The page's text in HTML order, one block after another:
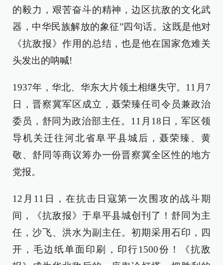
的毅力，艰苦奋斗的精神，边区抗敌的文化武
器，中华民族解放的象征”四句话。这既是他对
《抗敌报》作用的总结，也是他在国家危难关
头发出的呐喊!
1937年，华北、华东大片领土相继失守。11月7
日，晋察冀军区成立，聂荣臻任司令员兼政治
委员，舒同为政治部主任。11月18日，军区领
导机关迁往河北省阜平县城后，聂荣臻、黄
敬、舒同等商议筹办一份晋察冀全区性的地方
党报。
12月11日，在抗击日寇第一次围攻的战斗期
间，《抗敌报》于阜平县城创刊了！舒同为主
任，沙飞、洪水为副主任。初期采用石印，四
开，毛边纸单面印刷，印行1500份！《抗敌